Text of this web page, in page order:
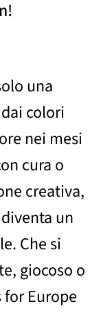
una
colori
nei mesi
cura o
creativa,
un
Che si
giocoso o
Europe